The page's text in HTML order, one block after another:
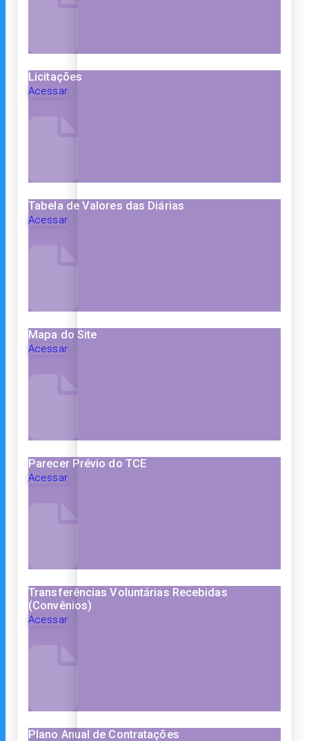
Licitações
Acessar
Tabela de Valores das Diárias
Acessar
Mapa do Site
Acessar
Parecer Prévio do TCE
Acessar
Transferências Voluntárias Recebidas
(Convênios)
Acessar
Plano Anual de Contratações